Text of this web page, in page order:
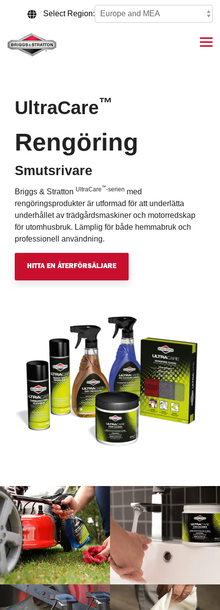
content.
Select Region:
UltraCare™
Rengöring
Smutsrivare
Briggs & Stratton UltraCare ™-serien med
rengöringsprodukter är utformad för att underlätta
underhållet av trädgårdsmaskiner och motorredskap
för utomhusbruk. Lämplig för både hemmabruk och
professionell användning.
HITTA EN ÅTERFÖRSÄLJARE